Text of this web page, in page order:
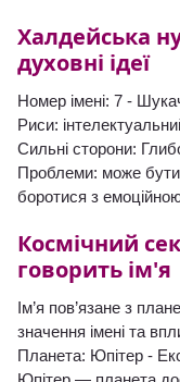
Халдейська
духовні ідеї
Номер імені: 7 -
Риси:
Сильні сторони:
Проблеми: може бути
боротися з
Космічний
говорить ім'я
Ім’я пов’язане з
значення імені та
Планета: Юпітер -